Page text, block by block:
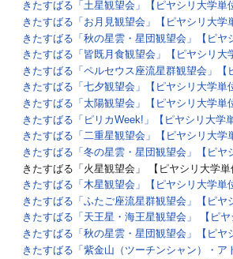
きたすばる「土星観望会」【ピヤシリ大学単
きたすばる「お月見観望会」【ピヤシリ大学
きたすばる「秋の星雲・星団観望会」【ピ
きたすばる「皆既月食観望会」【ピヤシリ
きたすばる「ペルセウス座流星群観望会」
きたすばる「七夕観望会」【ピヤシリ大学
きたすばる「太陽観望会」【ピヤシリ大学単
きたすばる「ピリカWeek!」【ピヤシリ大
きたすばる「二重星観望会」【ピヤシリ大
きたすばる「冬の星雲・星団観望会」【ピ
きたすばる「火星観望会」 【ピヤシリ大学
きたすばる「木星観望会」【ピヤシリ大学
きたすばる「ふたご座流星群観望会」【ピ
きたすばる「天王星・海王星観望会」 【ピ
きたすばる「秋の星雲・星団観望会」【ピ
きたすばる「紫金山（ツーチンシャン）・